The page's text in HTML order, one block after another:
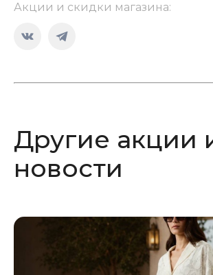
Акции и скидки магазина:
Страница
открывается
окне
Страница
открывается
окне
Другие акции
новости